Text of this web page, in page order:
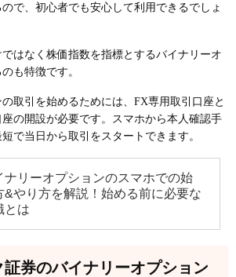
で、初心者でも安心して利用できるでしょ
はなく株価指数を指標とするバイナリーオ
も特徴です。
取引を始めるためには、FX専用取引口座と
の開設が必要です。スマホから本人確認手
で当日から取引をスタートできます。
ナリーオプションのスマホでの始
&やり方を解説！始める前に必要な
とは
券のバイナリーオプション